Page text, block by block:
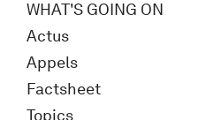
WHAT'S GOING ON
Actus
Appels
Factsheet
Topics